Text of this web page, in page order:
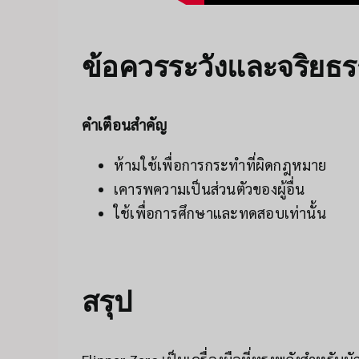
ข้อควรระวังและจริยธ
คำเตือนสำคัญ
ห้ามใช้เพื่อการกระทำที่ผิดกฎหมาย
เคารพความเป็นส่วนตัวของผู้อื่น
ใช้เพื่อการศึกษาและทดสอบเท่านั้น
สรุป